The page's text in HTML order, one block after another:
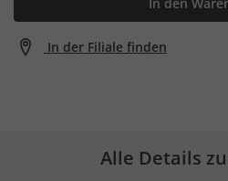
In der Filiale finden
Alle Details